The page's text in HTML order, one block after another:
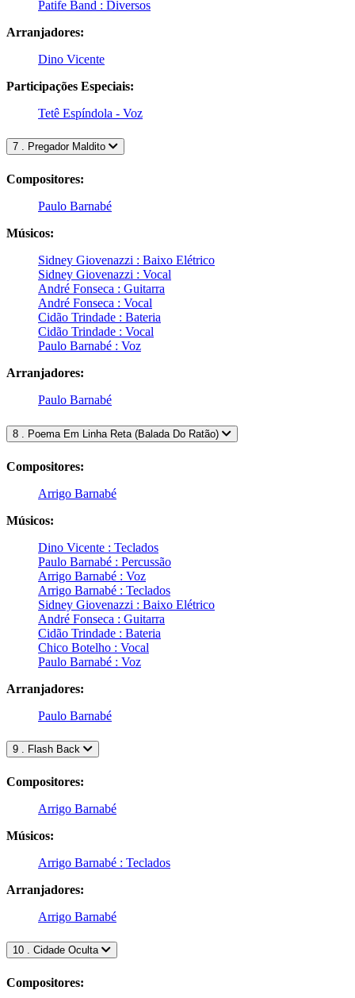
Patife Band : Diversos
Arranjadores:
Dino Vicente
Participações Especiais:
Tetê Espíndola - Voz
7 . Pregador Maldito
Compositores:
Paulo Barnabé
Músicos:
Sidney Giovenazzi : Baixo Elétrico
Sidney Giovenazzi : Vocal
André Fonseca : Guitarra
André Fonseca : Vocal
Cidão Trindade : Bateria
Cidão Trindade : Vocal
Paulo Barnabé : Voz
Arranjadores:
Paulo Barnabé
8 . Poema Em Linha Reta (Balada Do Ratão)
Compositores:
Arrigo Barnabé
Músicos:
Dino Vicente : Teclados
Paulo Barnabé : Percussão
Arrigo Barnabé : Voz
Arrigo Barnabé : Teclados
Sidney Giovenazzi : Baixo Elétrico
André Fonseca : Guitarra
Cidão Trindade : Bateria
Chico Botelho : Vocal
Paulo Barnabé : Voz
Arranjadores:
Paulo Barnabé
9 . Flash Back
Compositores:
Arrigo Barnabé
Músicos:
Arrigo Barnabé : Teclados
Arranjadores:
Arrigo Barnabé
10 . Cidade Oculta
Compositores: